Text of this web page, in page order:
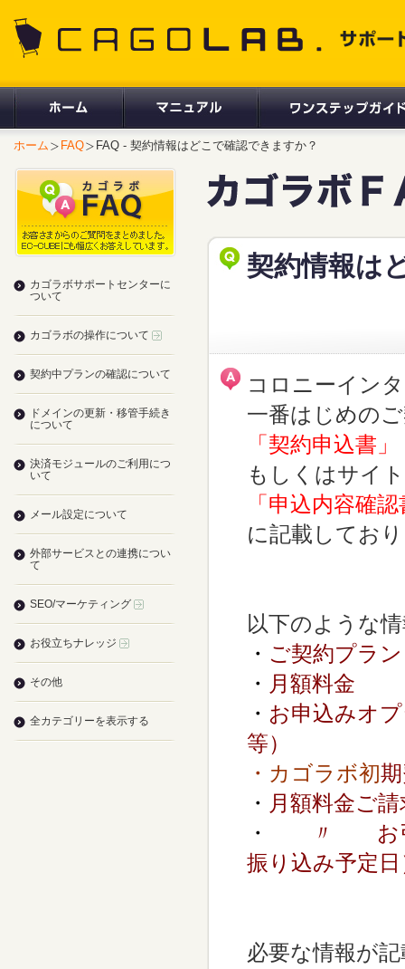
ホーム FAQ FAQ - 契約情報はどこで確認できますか？
契約情報は
コロニーイン
一番はじめの
「契約申込書」
もしくはサイ
「申込内容確
に記載してお
以下のような
・ ご契約プラン
・ 月額料金
・ お申込みオ
等）
・カゴラボ初
・ 月額料金ご
・
〃 お引
振り込み予定日
必要な情報が
カゴラボサポートセンターに
ついて
カゴラボの操作について
契約中プランの確認について
ドメインの更新・移管手続き
について
決済モジュールのご利用につ
いて
メール設定について
外部サービスとの連携につい
て
SEO/マーケティング
お役立ちナレッジ
その他
全カテゴリーを表示する